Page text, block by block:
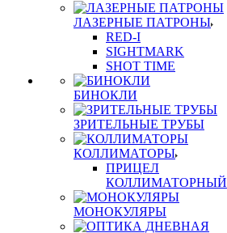
ЛАЗЕРНЫЕ ПАТРОНЫ
RED-I
SIGHTMARK
SHOT TIME
БИНОКЛИ
ЗРИТЕЛЬНЫЕ ТРУБЫ
КОЛЛИМАТОРЫ
ПРИЦЕЛ
КОЛЛИМАТОРНЫЙ
МОНОКУЛЯРЫ